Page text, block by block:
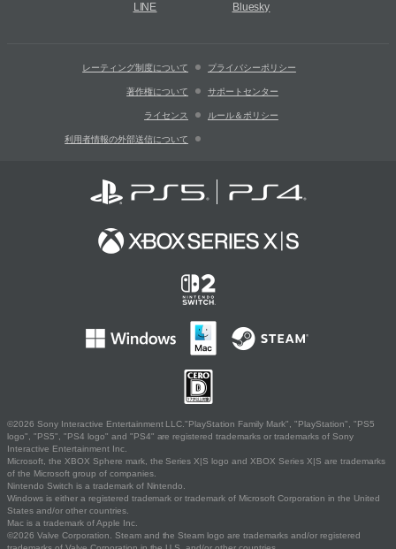
LINE Bluesky
レーティング制度について プライバシーポリシー
著作権について サポートセンター
ライセンス ルール＆ポリシー
利用者情報の外部送信について
©2026 Sony Interactive Entertainment LLC."PlayStation Family Mark", "PlayStation", "PS5
logo", "PS5", "PS4 logo" and "PS4" are registered trademarks or trademarks of Sony
Interactive Entertainment Inc.
Microsoft, the XBOX Sphere mark, the Series X|S logo and XBOX Series X|S are trademarks
of the Microsoft group of companies.
Nintendo Switch is a trademark of Nintendo.
Windows is either a registered trademark or trademark of Microsoft Corporation in the United
States and/or other countries.
Mac is a trademark of Apple Inc.
©2026 Valve Corporation. Steam and the Steam logo are trademarks and/or registered